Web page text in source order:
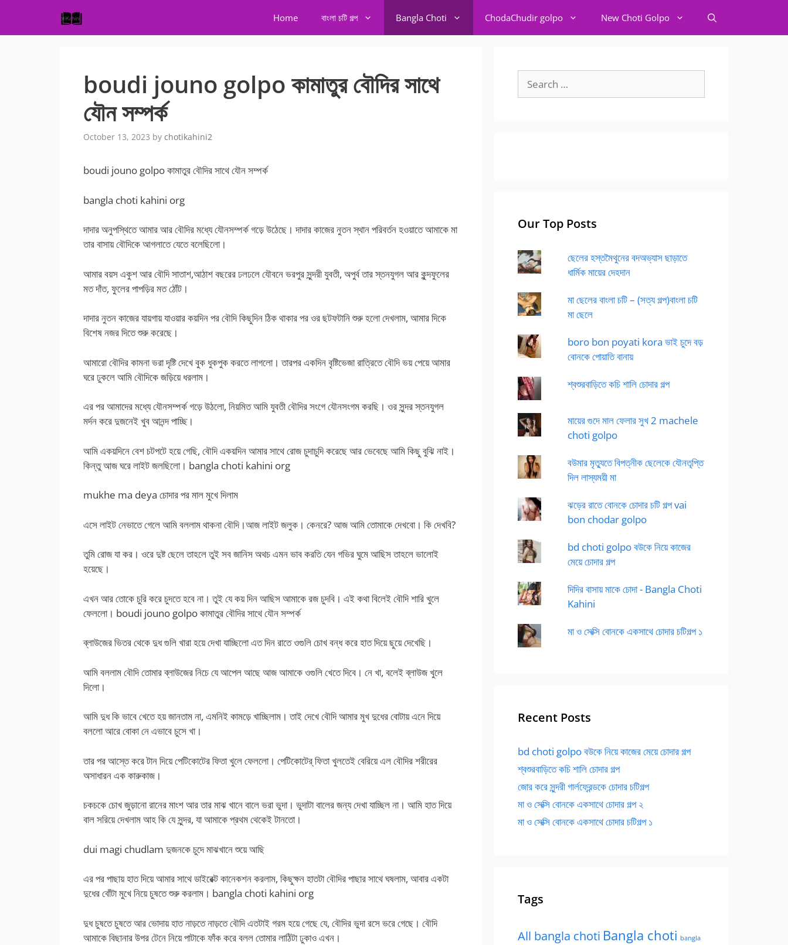
content
Home বাংলা চটি গল্প Bangla Choti ChodaChudir golpo New Choti Golpo
boudi jouno golpo কামাতুর বৌদির সাথে
যৌন সম্পর্ক
October 13, 2023 by chotikahini2
boudi jouno golpo কামাতুর বৌদির সাথে যৌন সম্পর্ক
bangla choti kahini org
দাদার অনুপস্থিতে আমার আর বৌদির মধ্যে যৌনসম্পর্ক গড়ে উঠেছে। দাদার কাজের নুতন স্থান পরিবর্তন হওয়াতে আমাকে মা
তার বাসায় বৌদিকে আগলাতে যেতে বলেছিলো।
আমার বয়স একুশ আর বৌদি সাতাশ,আঠাশ বছরের ঢলঢলে যৌবনে ভরপুর সুন্দরী যুবতী, অপুর্ব তার স্তনযুগল আর কুন্দফুলের
মত দাঁত, ফুলের পাপড়ির মত ঠোঁট।
দাদার নুতন কাজের যায়গায় যাওয়ার কয়দিন পর বৌদি কিছুদিন ঠিক থাকার পর ওর ছটফটানি শুরু হলো দেখলাম, আমার দিকে
বিশেষ নজর দিতে শুরু করেছে।
আমারো বৌদির কামনা ভরা দৃষ্টি দেখে বুক ধুকপুক করতে লাগলো। তারপর একদিন বৃষ্টিভেজা রাত্রিতে বৌদি ভয় পেয়ে আমার
ঘরে ঢুকলে আমি বৌদিকে জড়িয়ে ধরলাম।
এর পর আমাদের মধ্যে যৌনসম্পর্ক গড়ে উঠলো, নিয়মিত আমি যুবতী বৌদির সংগে যৌনসংগম করছি। ওর সুন্দর স্তনযুগল
মর্দন করে দুজনেই খুব আনন্দ পাচ্ছি।
আমি একয়দিনে বেশ চটপটে হয়ে গেছি, বৌদি একয়দিন আমার সাথে রোজ চুদাচুদি করেছে আর ভেবেছে আমি কিছু বুঝি নাই।
কিন্তু আজ ঘরে লাইট জলছিলো। bangla choti kahini org
mukhe ma deya চোদার পর মাল মুখে দিলাম
এসে লাইট নেভাতে গেলে আমি বললাম থাকনা বৌদি।আজ লাইট জলুক। কেনরে? আজ আমি তোমাকে দেখবো। কি দেখবি?
তুমি রোজ যা কর। ওরে দুষ্ট ছেলে তাহলে তুই সব জানিস অথচ এমন ভাব করতি যেন গভির ঘুমে আছিস তাহলে ভালোই
হয়েছে।
এখন আর তোকে চুরি করে চুদতে হবে না। তুই যে কয় দিন আছিস আমাকে রজ চুদবি। এই কথা বিলেই বৌদি শারি খুলে
ফেললো। boudi jouno golpo কামাতুর বৌদির সাথে যৌন সম্পর্ক
ব্লাউজের ভিতর থেকে দুধ গুলি খারা হয়ে দেখা যাচ্ছিলো এত দিন রাতে ওগুলি চোখ বন্ধ করে হাত দিয়ে ছুয়ে দেখেছি।
আমি বললাম বৌদি তোমার ব্লাউজের নিচে যে আপেল আছে আজ আমাকে ওগুলি খেতে দিবে। নে খা, বলেই ব্লাউজ খুলে
দিলো।
আমি দুধ কি ভাবে খেতে হয় জানতাম না, এমনিই কামড়ে খাচ্ছিলাম। তাই দেখে বৌদি আমার মুখ দুধের বোটায় এনে দিয়ে
বললো আরে বোকা নে এভাবে চুসে খা।
তার পর আস্তে করে টান দিয়ে পেটিকোটের ফিতা খুলে ফেললো। পেটিকোটের্ ফিতা খুলতেই বেরিয়ে এল বৌদির শরীরের
অসাধারন এক কারুকাজ।
চকচকে চোখ জুড়ানো রানের মাংশ আর তার মাঝ খানে বালে ভরা ভুদা। ভুদাটা বালের জন্য দেখা যাচ্ছিল না। আমি হাত দিয়ে
বাল সরিয়ে দেখলাম আহ কি যে সুন্দর, যা আমাকে প্রথম থেকেই টানতো।
dui magi chudlam দুজনকে চুদে মাঝখানে শুয়ে আছি
এর পর পাছায় হাত দিয়ে আমার সাথে ডাইরেক্ট কানেকশন করলাম, কিছুক্ষন হাতটা বৌদির পাছার সাথে ঘষলাম, আবার একটা
দুধের বোঁটা মুখে নিয়ে চুষতে শুরু করলাম। bangla choti kahini org
দুধ চুষতে চুষতে আর ভোদায় হাত নাড়তে নাড়তে বৌদি এতটাই গরম হয়ে গেছে যে, বৌদির ভুদা রসে ভরে গেছে। বৌদি
আমাকে বিছানার উপর টেনে নিয়ে পাটাকে ফাঁক করে বলল তোমার লাঠিটা ঢুকাও এখন।
for:
Our Top Posts
ছেলের হস্তমৈথুনের বদঅভ্যাস ছাড়াতে
ধার্মিক মায়ের দেহদান
মা ছেলের বাংলা চটি – (সত্য গল্প)বাংলা চটি
মা ছেলে
boro bon poyati kora ভাই চুদে বড়
বোনকে পোয়াতি বানায়
শ্বশুরবাড়িতে কচি শালি চোদার গল্প
মায়ের গুদে মাল ফেলার সুখ 2 machele
choti golpo
বউমার মৃত্যুতে বিপত্নীক ছেলেকে যৌনতৃপ্তি
দিল লাস্যময়ী মা
ঝড়ের রাতে বোনকে চোদার চটি গল্প vai
bon chodar golpo
bd choti golpo বউকে নিয়ে কাজের
মেয়ে চোদার গল্প
দিদির বাসায় মাকে চোদা - Bangla Choti
Kahini
মা ও সেক্সি বোনকে একসাথে চোদার চটিগল্প ১
Recent Posts
bd choti golpo বউকে নিয়ে কাজের মেয়ে চোদার গল্প
শ্বশুরবাড়িতে কচি শালি চোদার গল্প
জোর করে সুন্দরী গার্লফ্রেন্ডকে চোদার চটিগল্প
মা ও সেক্সি বোনকে একসাথে চোদার গল্প ২
মা ও সেক্সি বোনকে একসাথে চোদার চটিগল্প ১
Tags
All bangla choti Bangla choti bangla